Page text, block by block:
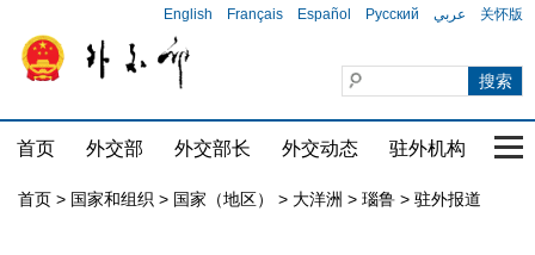
English Français Español Русский عربي 关怀版
首页 外交部 外交部长 外交动态 驻外机构 国
首页 > 国家和组织 > 国家（地区） > 大洋洲 > 瑙鲁 > 驻外报道